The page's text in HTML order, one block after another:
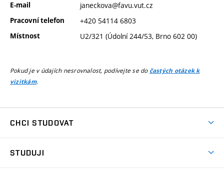
E-mail janeckova@favu.vut.cz
Pracovní telefon +420 54114 6803
Místnost U2/321 (Údolní 244/53, Brno 602 00)
Pokud je v údajích nesrovnalost, podívejte se do častých otázek k
vizitkám.
CHCI STUDOVAT
STUDUJI